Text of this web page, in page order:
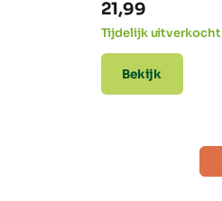
21,99
Tijdelijk uitverkocht
Bekijk